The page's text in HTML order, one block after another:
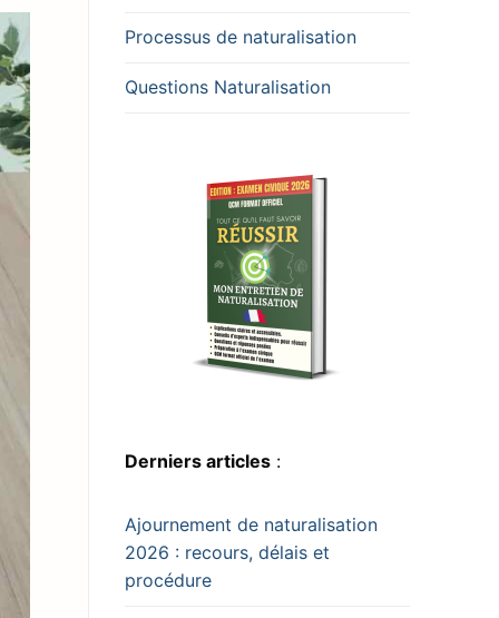
Processus de naturalisation
Questions Naturalisation
Derniers articles :
Ajournement de naturalisation
2026 : recours, délais et
procédure